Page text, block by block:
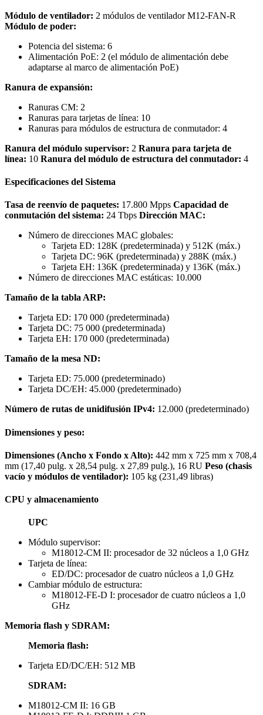
Módulo de ventilador: 2 módulos de ventilador M12-FAN-R
Módulo de poder:
Potencia del sistema: 6
Alimentación PoE: 2 (el módulo de alimentación debe
adaptarse al marco de alimentación PoE)
Ranura de expansión:
Ranuras CM: 2
Ranuras para tarjetas de línea: 10
Ranuras para módulos de estructura de conmutador: 4
Ranura del módulo supervisor: 2 Ranura para tarjeta de
línea: 10 Ranura del módulo de estructura del conmutador: 4
Especificaciones del Sistema
Tasa de reenvío de paquetes: 17.800 Mpps Capacidad de
conmutación del sistema: 24 Tbps Dirección MAC:
Número de direcciones MAC globales:
Tarjeta ED: 128K (predeterminada) y 512K (máx.)
Tarjeta DC: 96K (predeterminada) y 288K (máx.)
Tarjeta EH: 136K (predeterminada) y 136K (máx.)
Número de direcciones MAC estáticas: 10.000
Tamaño de la tabla ARP:
Tarjeta ED: 170 000 (predeterminada)
Tarjeta DC: 75 000 (predeterminada)
Tarjeta EH: 170 000 (predeterminada)
Tamaño de la mesa ND:
Tarjeta ED: 75.000 (predeterminado)
Tarjeta DC/EH: 45.000 (predeterminado)
Número de rutas de unidifusión IPv4: 12.000 (predeterminado)
Dimensiones y peso:
Dimensiones (Ancho x Fondo x Alto): 442 mm x 725 mm x 708,4
mm (17,40 pulg. x 28,54 pulg. x 27,89 pulg.), 16 RU Peso (chasis
vacío y módulos de ventilador): 105 kg (231,49 libras)
CPU y almacenamiento
UPC
Módulo supervisor:
M18012-CM II: procesador de 32 núcleos a 1,0 GHz
Tarjeta de línea:
ED/DC: procesador de cuatro núcleos a 1,0 GHz
Cambiar módulo de estructura:
M18012-FE-D I: procesador de cuatro núcleos a 1,0
GHz
Memoria flash y SDRAM:
Memoria flash:
Tarjeta ED/DC/EH: 512 MB
SDRAM:
M18012-CM II: 16 GB